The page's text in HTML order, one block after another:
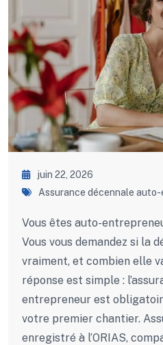
juin 22, 2026
Assurance décennale
Vous êtes auto-
Vous vous demandez si la
vraiment, et combien elle
réponse est simple :
entrepreneur est
votre premier chantier.
enregistré à l’ORIAS,